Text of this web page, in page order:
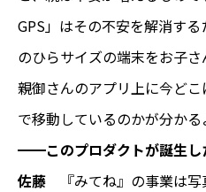
GPS」はその不安を解消す
のひらサイズの端末をお子さ
親御さんのアプリ上に今ど
で移動しているのかが分かる
━━このプロダクトが誕生し
佐藤 『みてね』の事業は写